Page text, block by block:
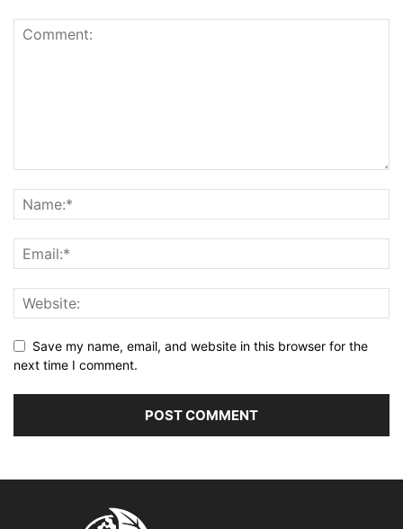
Save my name, email, and website in this browser for the
next time I comment.